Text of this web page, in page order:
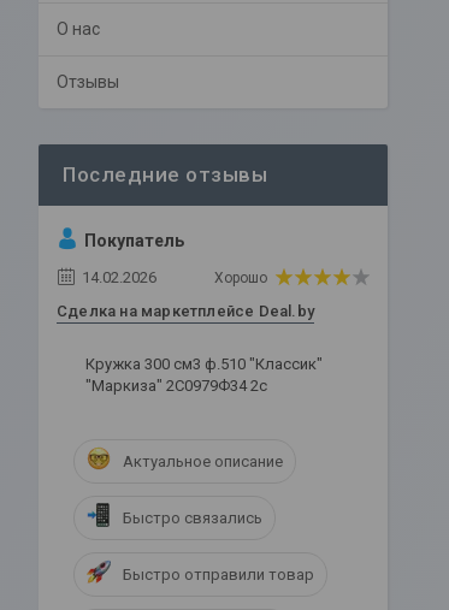
О нас
Отзывы
Покупатель
14.02.2026 Хорошо
Сделка на маркетплейсе Deal.by
Кружка 300 см3 ф.510 "Классик"
"Маркиза" 2С0979Ф34 2с
Актуальное описание
Быстро связались
Быстро отправили товар